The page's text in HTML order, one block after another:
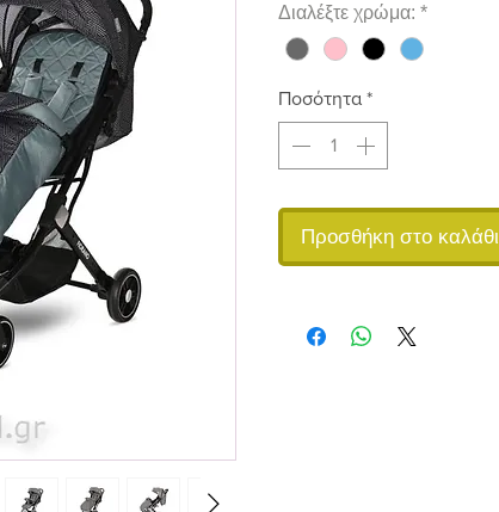
Διαλέξτε χρώμα: *
Ποσότητα *
Προσθήκη στο καλάθι